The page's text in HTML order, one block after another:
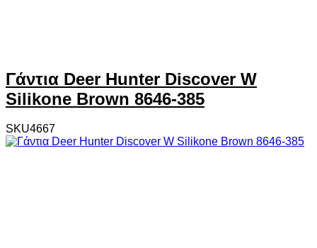
Γάντια Deer Hunter Discover W
Silikone Brown 8646-385
SKU4667